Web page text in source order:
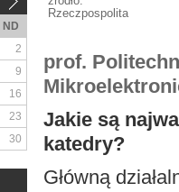
Rzeczpospolita
prof.
Jakie są
katedry?
Główną
ND
2
9
16
23
30